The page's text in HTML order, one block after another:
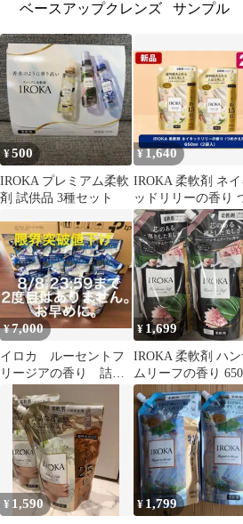
ベースアップクレンズ
サンプル
¥500
IROKA プレミアム柔軟
剤 試供品 3種セット
¥1,640
IROKA 柔軟剤 ネイ
ッドリリーの香り
かえ用 650ml 2袋
¥7,000
イロカ ルーセントフ
リージアの香り 詰め
¥ 1,699
IROKA 柔軟剤 ハ
ムリーフの香り
特大サイズ 2袋セ
¥ 1,590 ¥1,799